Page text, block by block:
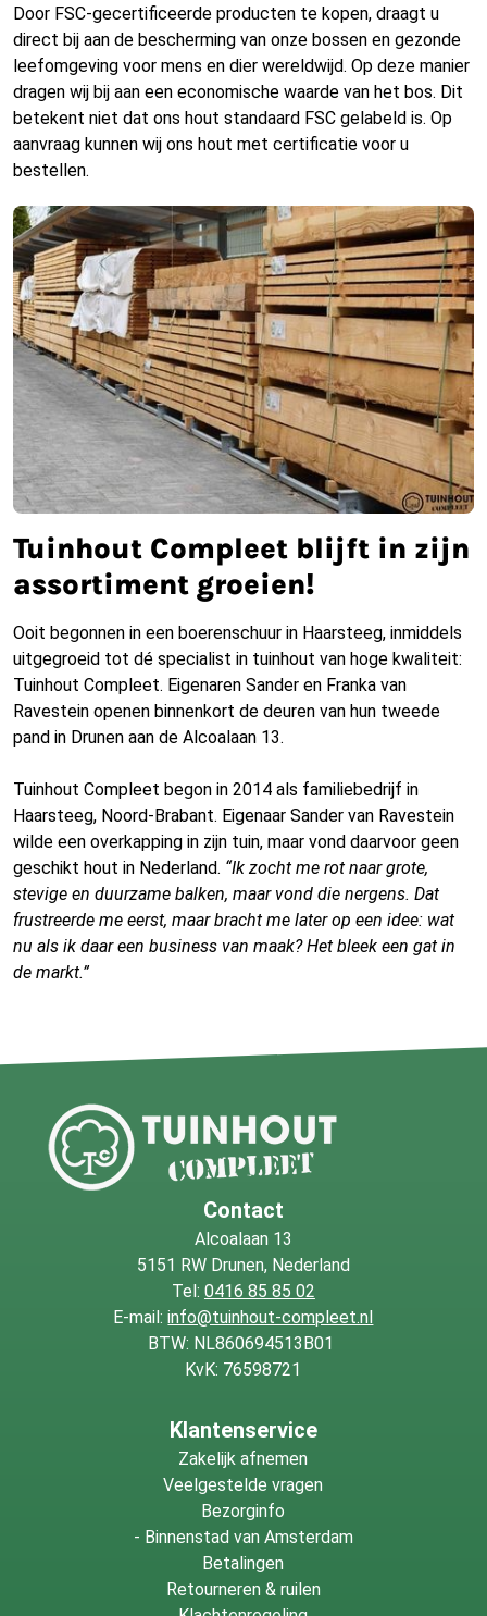
Door FSC-gecertificeerde producten te kopen, draagt u
direct bij aan de bescherming van onze bossen en gezonde
leefomgeving voor mens en dier wereldwijd. Op deze manier
dragen wij bij aan een economische waarde van het bos. Dit
betekent niet dat ons hout standaard FSC gelabeld is. Op
aanvraag kunnen wij ons hout met certificatie voor u
bestellen.
Tuinhout Compleet blijft in zijn
assortiment groeien!
Ooit begonnen in een boerenschuur in Haarsteeg, inmiddels
uitgegroeid tot dé specialist in tuinhout van hoge kwaliteit:
Tuinhout Compleet. Eigenaren Sander en Franka van
Ravestein openen binnenkort de deuren van hun tweede
pand in Drunen aan de Alcoalaan 13.
Tuinhout Compleet begon in 2014 als familiebedrijf in
Haarsteeg, Noord-Brabant. Eigenaar Sander van Ravestein
wilde een overkapping in zijn tuin, maar vond daarvoor geen
geschikt hout in Nederland. “Ik zocht me rot naar grote,
stevige en duurzame balken, maar vond die nergens. Dat
frustreerde me eerst, maar bracht me later op een idee: wat
nu als ik daar een business van maak? Het bleek een gat in
de markt.”
Contact
Alcoalaan 13
5151 RW Drunen, Nederland
Tel: 0416 85 85 02
E-mail:info@tuinhout-compleet.nl
BTW: NL860694513B01
KvK: 76598721
Klantenservice
Zakelijk afnemen
Veelgestelde vragen
Bezorginfo
- Binnenstad van Amsterdam
Betalingen
Retourneren & ruilen